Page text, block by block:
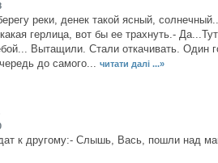
реки, денек такой ясный,
герлица, вот бы ее трахнуть.-
Вытащили. Стали откачивать. Один
до самого... читати далі ...»
к другому:- Слышь, Вась, пошли над